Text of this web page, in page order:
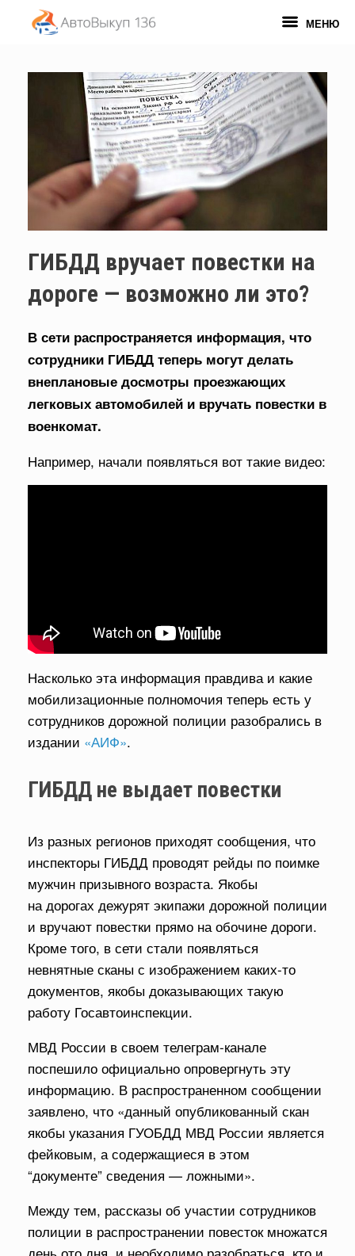
содержанию
МЕНЮ
ГИБДД вручает повестки на
дороге — возможно ли это?
В сети распространяется информация, что
сотрудники ГИБДД теперь могут делать
внеплановые досмотры проезжающих
легковых автомобилей и вручать повестки в
военкомат.
Например, начали появляться вот такие видео:
Насколько эта информация правдива и какие
мобилизационные полномочия теперь есть у
сотрудников дорожной полиции разобрались в
издании «АИФ».
ГИБДД не выдает повестки
Из разных регионов приходят сообщения, что
инспекторы ГИБДД проводят рейды по поимке
мужчин призывного возраста. Якобы
на дорогах дежурят экипажи дорожной полиции
и вручают повестки прямо на обочине дороги.
Кроме того, в сети стали появляться
невнятные сканы с изображением каких-то
документов, якобы доказывающих такую
работу Госавтоинспекции.
МВД России в своем телеграм-канале
поспешило официально опровергнуть эту
информацию. В распространенном сообщении
заявлено, что «данный опубликованный скан
якобы указания ГУОБДД МВД России является
фейковым, а содержащиеся в этом
“документе” сведения — ложными».
Между тем, рассказы об участии сотрудников
полиции в распространении повесток множатся
день ото дня, и необходимо разобраться, кто и